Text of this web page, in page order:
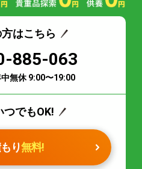
はこちら
885-063
中無休 9:00〜19:00
つでもOK!
り無料!